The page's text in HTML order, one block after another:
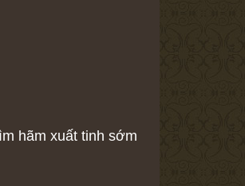
hãm xuất tinh sớm